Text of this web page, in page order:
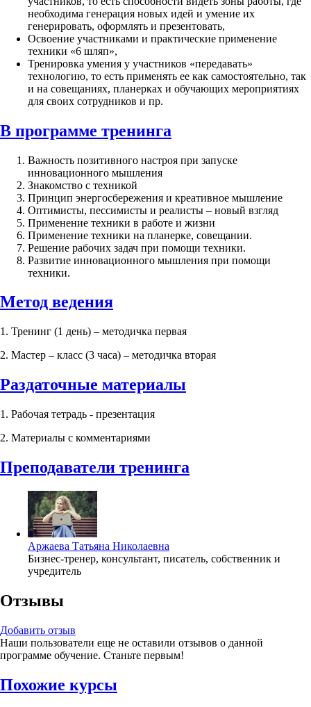
необходима генерация новых идей и умение их
генерировать, оформлять и презентовать,
Освоение участниками и практические применение
техники «6 шляп»,
Тренировка умения у участников «передавать»
технологию, то есть применять ее как самостоятельно, так
и на совещаниях, планерках и обучающих мероприятиях
для своих сотрудников и пр.
В программе тренинга
Важность позитивного настроя при запуске
инновационного мышления
Знакомство с техникой
Принцип энергосбережения и креативное мышление
Оптимисты, пессимисты и реалисты – новый взгляд
Применение техники в работе и жизни
Применение техники на планерке, совещании.
Решение рабочих задач при помощи техники.
Развитие инновационного мышления при помощи
техники.
Метод ведения
1. Тренинг (1 день) – методичка первая
2. Мастер – класс (3 часа) – методичка вторая
Раздаточные материалы
1. Рабочая тетрадь - презентация
2. Материалы с комментариями
Преподаватели тренинга
Аржаева Татьяна Николаевна
Бизнес-тренер, консультант, писатель, собственник и
учредитель
Отзывы
Добавить отзыв
Наши пользователи еще не оставили отзывов о данной
программе обучение. Станьте первым!
Похожие курсы